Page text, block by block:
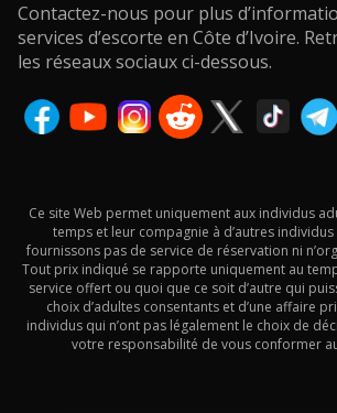
Contactez-nous pour plus
services d’escorte en Côte d’Ivoire.
les réseaux sociaux ci-dessous.
Ce site Web permet uniquement aux individus
temps et leur compagnie à d’autres
fournissons pas de service de réservation ni
Tout prix indiqué se rapporte uniquement au
service offert ou quoi que ce soit d’autre qui
choix d’adultes consentants et d’une affaire
individus qui n’ont pas légalement le choix de
votre responsabilité de vous conformer